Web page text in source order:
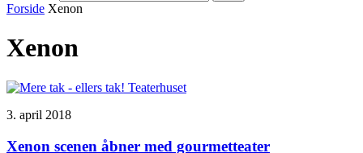
Forside Xenon
Xenon
3. april 2018
Xenon scenen åbner med gourmetteater